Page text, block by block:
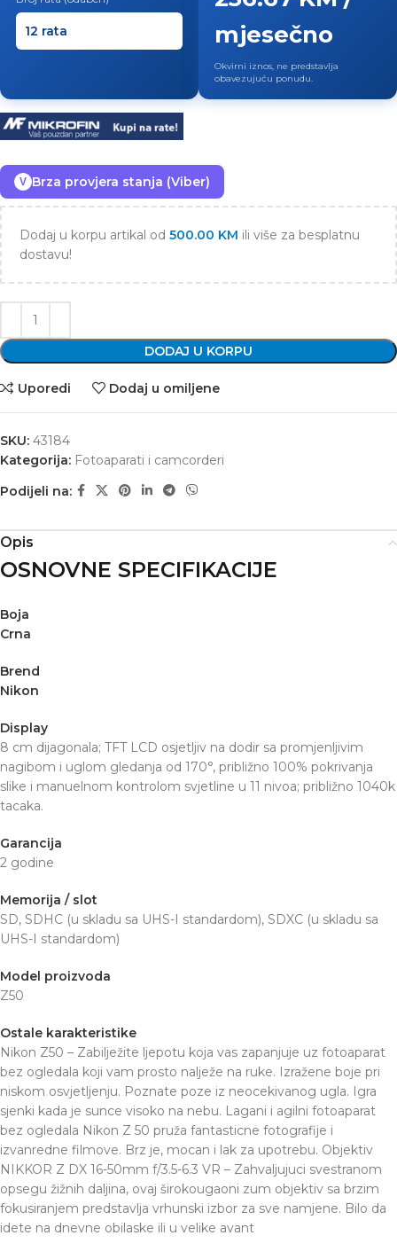
mjesečno
Okvirni iznos, ne predstavlja
obavezujuću ponudu.
V Brza provjera stanja (Viber)
Dodaj u korpu artikal od 500.00 KM ili više za besplatnu
dostavu!
DODAJ U KORPU
Uporedi Dodaj u omiljene
SKU: 43184
Kategorija: Fotoaparati i camcorderi
Podijeli na:
Opis
OSNOVNE SPECIFIKACIJE
Boja
Crna
Brend
Nikon
Display
8 cm dijagonala; TFT LCD osjetljiv na dodir sa promjenljivim
nagibom i uglom gledanja od 170°, približno 100% pokrivanja
slike i manuelnom kontrolom svjetline u 11 nivoa; približno 1040k
tacaka.
Garancija
2 godine
Memorija / slot
SD, SDHC (u skladu sa UHS-I standardom), SDXC (u skladu sa
UHS-I standardom)
Model proizvoda
Z50
Ostale karakteristike
Nikon Z50 – Zabilježite ljepotu koja vas zapanjuje uz fotoaparat
bez ogledala koji vam prosto nalježe na ruke. Izražene boje pri
niskom osvjetljenju. Poznate poze iz neocekivanog ugla. Igra
sjenki kada je sunce visoko na nebu. Lagani i agilni fotoaparat
bez ogledala Nikon Z 50 pruža fantasticne fotografije i
izvanredne filmove. Brz je, mocan i lak za upotrebu. Objektiv
NIKKOR Z DX 16-50mm f/3.5-6.3 VR – Zahvaljujuci svestranom
opsegu žižnih daljina, ovaj širokougaoni zum objektiv sa brzim
fokusiranjem predstavlja vrhunski izbor za sve namjene. Bilo da
idete na dnevne obilaske ili u velike avant